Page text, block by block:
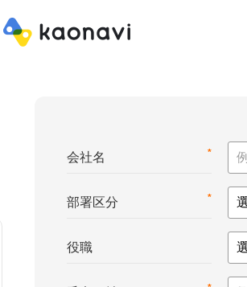
*
会社名
*
部署区分
役職